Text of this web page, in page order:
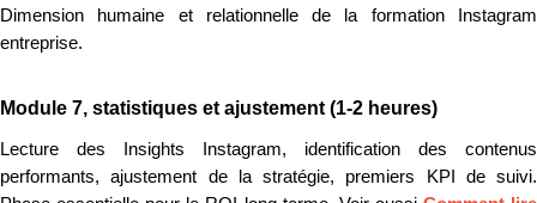
Dimension humaine et relationnelle de la formation Instagram
entreprise.
Module 7, statistiques et ajustement (1-2 heures)
Lecture des Insights Instagram, identification des contenus
performants, ajustement de la stratégie, premiers KPI de suivi.